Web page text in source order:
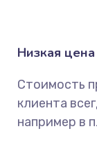
Низкая цена
Стоимость
клиента
например в